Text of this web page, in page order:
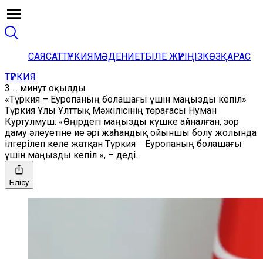
САЯСАТТҮРКИЯМӘДЕНИЕТБІЛЕ ЖҮРІҢІЗКӨЗҚАРАС
ТҮРКИЯ
3 ... минут оқылды
«Түркия – Еуропаның болашағы үшін маңызды кепіл»
Түркия Ұлы Ұлттық Мәжілісінің төрағасы Нуман
Куртулмуш: «Өңірдегі маңызды күшке айналған, зор
даму әлеуетіне ие әрі жаһандық ойыншы болу жолында
ілгерілеп келе жатқан Түркия ̶ Еуропаның болашағы
үшін маңызды кепіл », – деді.
Бөлісу